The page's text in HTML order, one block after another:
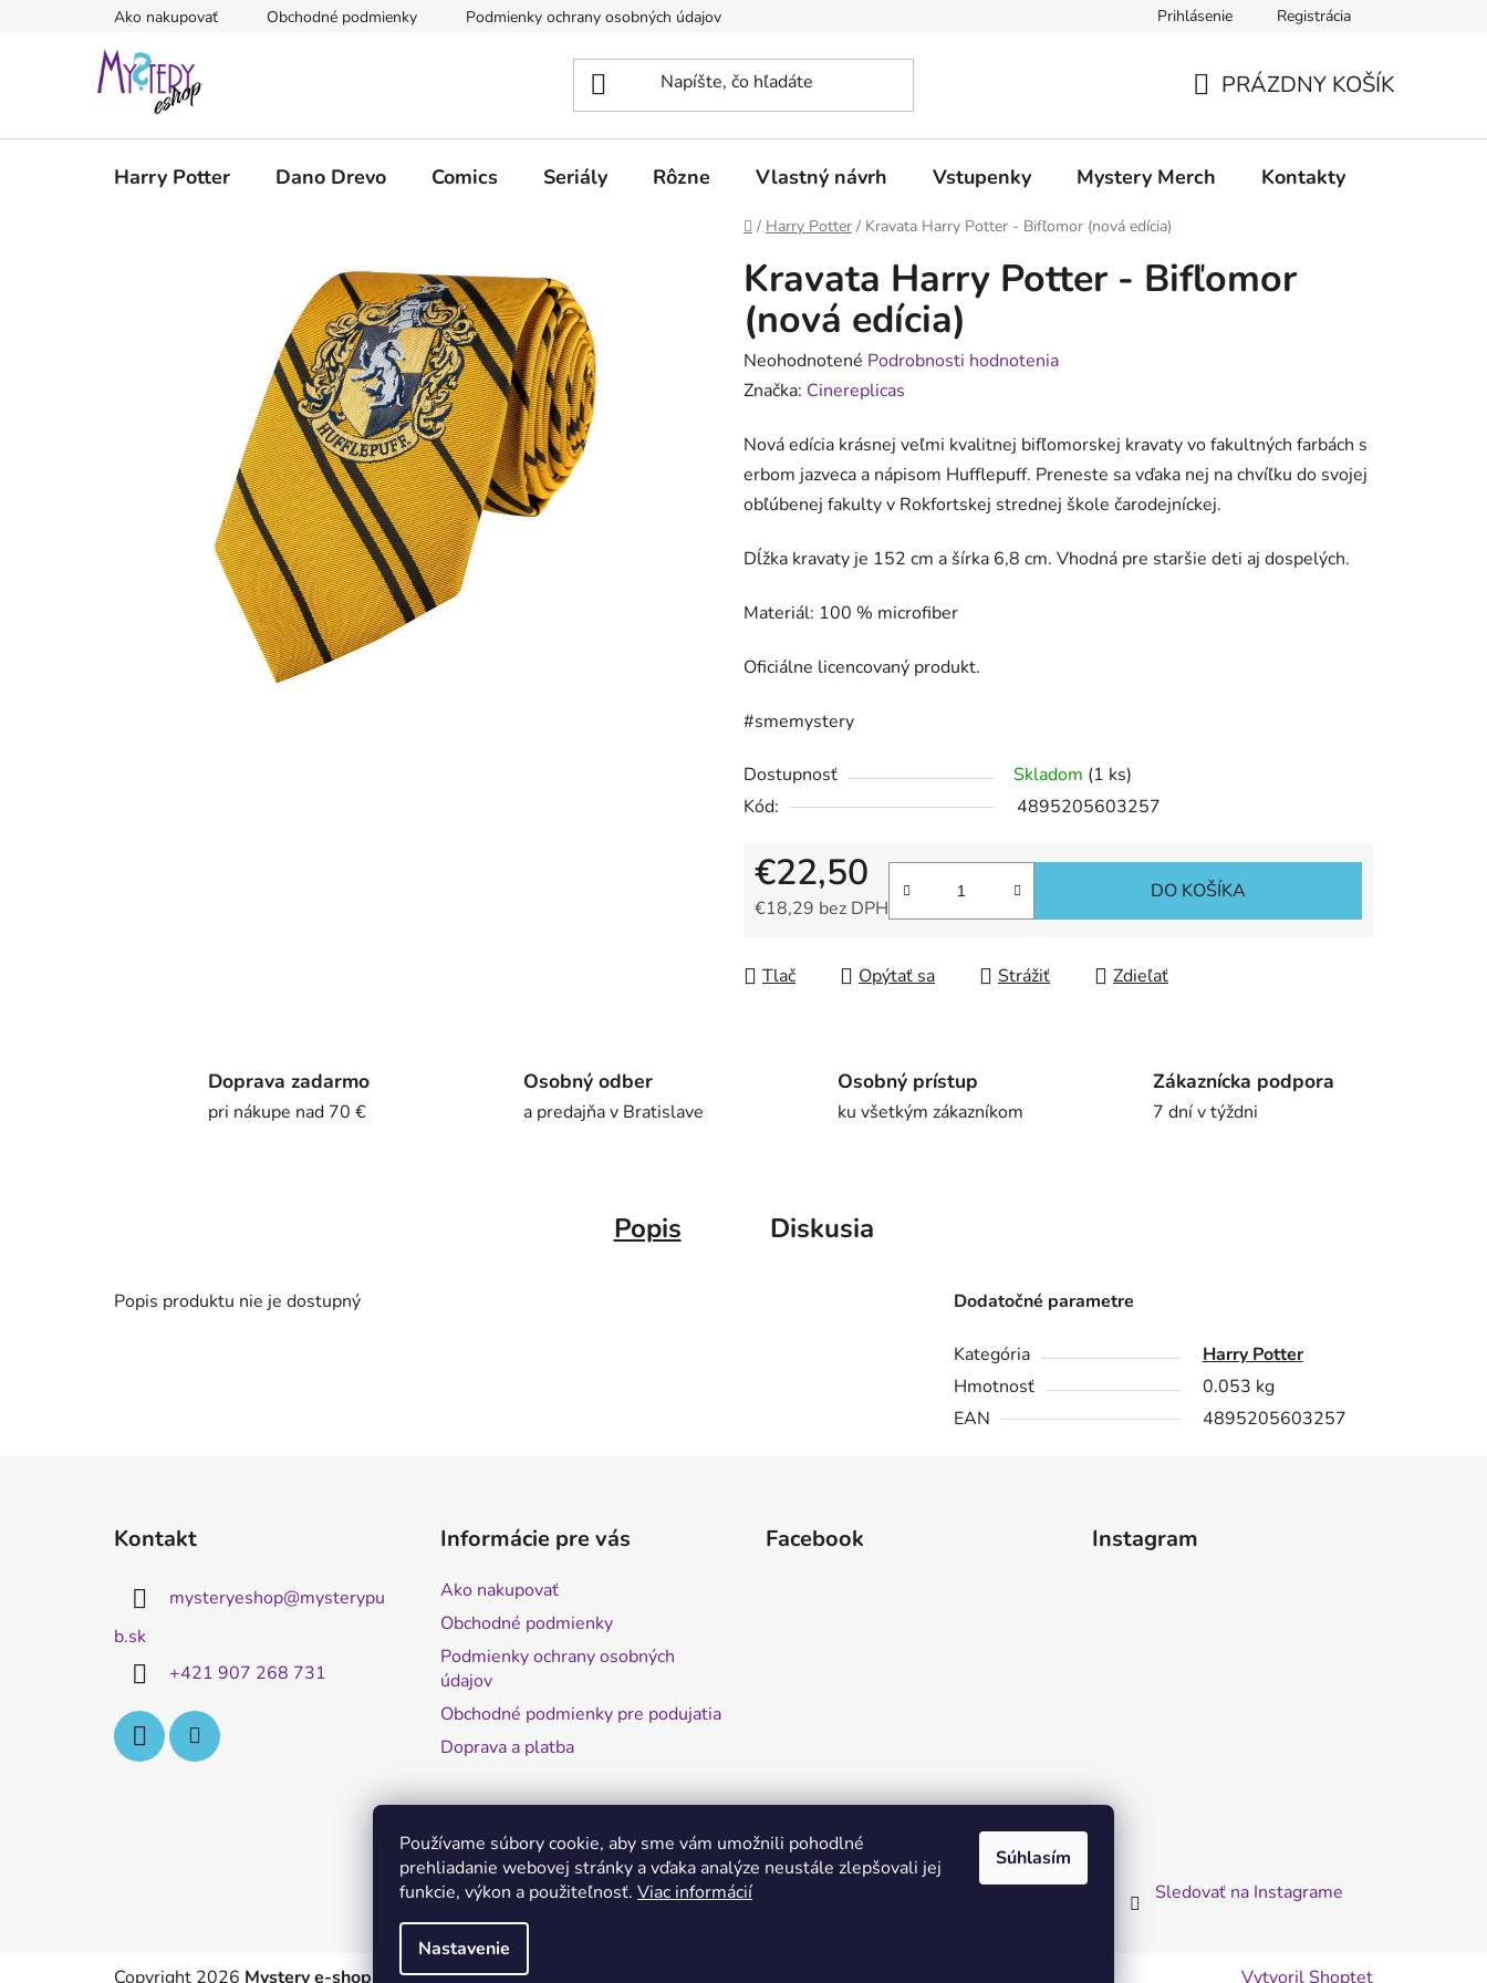
Používame súbory cookie, aby sme vám umožnili pohodlné
prehliadanie webovej stránky a vďaka analýze neustále zlepšovali jej
funkcie, výkon a použiteľnosť. Viac informácií
Nastavenie
Súhlasím
Ako nakupovať Obchodné podmienky Podmienky ochrany osobných údajov Doprava a platbaPrihlásenie Registrácia
KOŠÍK
PRÁZDNY KOŠÍK
Harry Potter Dano Drevo Comics Seriály Rôzne Vlastný návrh Vstupenky Mystery Merch Kontakty
Domov
/ Harry Potter / Kravata Harry Potter - Bifľomor (nová edícia)
Kravata Harry Potter - Bifľomor
(nová edícia)
Priemerné
hodnotenie
je
0,0
z
hviezdičiek.
Neohodnotené Podrobnosti hodnotenia
Značka: Cinereplicas
Nová edícia krásnej veľmi kvalitnej bifľomorskej kravaty vo fakultných farbách s
erbom jazveca a nápisom Hufflepuff. Preneste sa vďaka nej na chvíľku do svojej
obľúbenej fakulty v Rokfortskej strednej škole čarodejníckej.
Dĺžka kravaty je 152 cm a šírka 6,8 cm. Vhodná pre staršie deti aj dospelých.
Materiál: 100 % microfiber
Oficiálne licencovaný produkt.
#smemystery
Dostupnosť Skladom (1 ks)
Kód:
4895205603257
€22,50
€18,29 bez DPH
DO KOŠÍKA
Tlač Opýtať sa Strážiť Zdieľať
Doprava zadarmo
pri nákupe nad 70 €
Osobný odber
a predajňa v Bratislave
Osobný prístup
ku všetkým zákazníkom
Zákaznícka podpora
7 dní v týždni
Popis Diskusia
Popis produktu nie je dostupný Dodatočné parametre
Kategória
Harry Potter
Hmotnosť
0.053 kg
EAN
4895205603257
Kontakt
mysteryeshop@mysterypu
b.sk
+421 907 268 731
Informácie pre vás
Ako nakupovať
Obchodné podmienky
Podmienky ochrany osobných
údajov
Obchodné podmienky pre podujatia
Doprava a platba
Facebook Instagram
Sledovať na Instagrame
Vytvoril Shoptet
Copyright 2026 Mystery e-shop . Všetky práva vyhradené.